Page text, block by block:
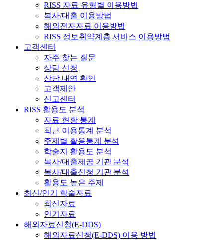
RISS 자료 유형별 이용방법
복사/대출 이용방법
해외전자자료 이용방법
RISS 정보취약계층 서비스 이용방법
고객센터
자주 찾는 질문
상담 신청
상담 내역 확인
고객제안
신고센터
RISS 활용도 분석
자료 현황 통계
최근 이용통계 분석
주제별 활용통계 분석
학술지 활용도 분석
복사/대출제공 기관 분석
복사/대출신청 기관 분석
활용도 높은 주제
최신/인기 학술자료
최신자료
인기자료
해외자료신청(E-DDS)
해외자료신청(E-DDS) 이용 방법